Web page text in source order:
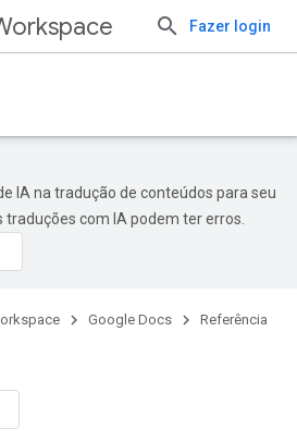
Fazer login
IA na tradução de conteúdos para seu
com IA podem ter erros.
Google Docs Referência